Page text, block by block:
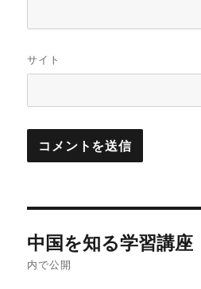
サイト
稿
中国を知る学習講座
内で公開